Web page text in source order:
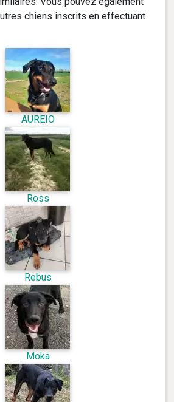
chiens inscrits en effectuant
AUREIO
Ross
Rebus
Moka